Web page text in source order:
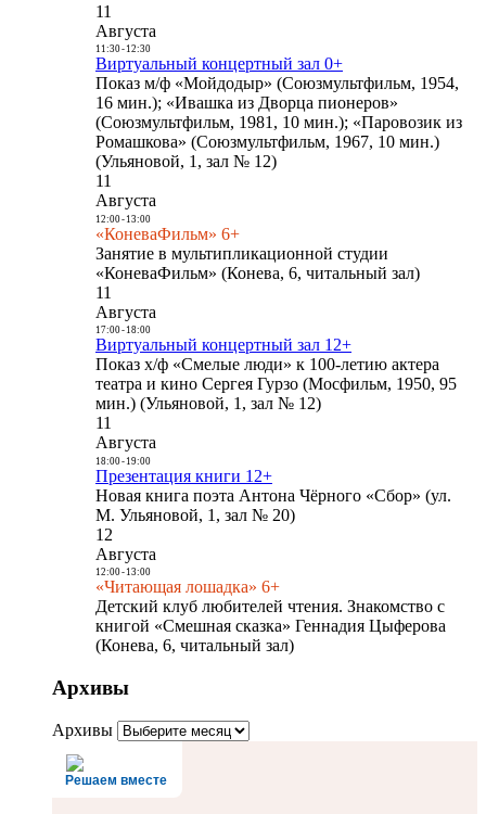
11
Августа
11:30- 12:30
Виртуальный концертный зал 0+
Показ м/ф «Мойдодыр» (Союзмультфильм, 1954,
16 мин.); «Ивашка из Дворца пионеров»
(Союзмультфильм, 1981, 10 мин.); «Паровозик из
Ромашкова» (Союзмультфильм, 1967, 10 мин.)
(Ульяновой, 1, зал № 12)
11
Августа
12:00- 13:00
«КоневаФильм» 6+
Занятие в мультипликационной студии
«КоневаФильм» (Конева, 6, читальный зал)
11
Августа
17:00- 18:00
Виртуальный концертный зал 12+
Показ х/ф «Смелые люди» к 100-летию актера
театра и кино Сергея Гурзо (Мосфильм, 1950, 95
мин.) (Ульяновой, 1, зал № 12)
11
Августа
18:00- 19:00
Презентация книги 12+
Новая книга поэта Антона Чёрного «Сбор» (ул.
М. Ульяновой, 1, зал № 20)
12
Августа
12:00- 13:00
«Читающая лошадка» 6+
Детский клуб любителей чтения. Знакомство с
книгой «Смешная сказка» Геннадия Цыферова
(Конева, 6, читальный зал)
Архивы
Архивы
Решаем вместе